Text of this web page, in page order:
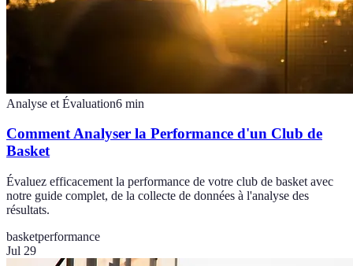
Analyse et Évaluation6 min
Comment Analyser la Performance d'un Club de
Basket
Évaluez efficacement la performance de votre club de basket avec
notre guide complet, de la collecte de données à l'analyse des
résultats.
basketperformance
Jul 29